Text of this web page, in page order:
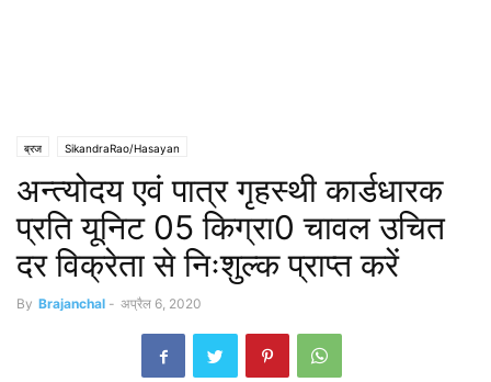
ब्रज SikandraRao/Hasayan
अन्त्योदय एवं पात्र गृहस्थी कार्डधारक
प्रति यूनिट 05 किग्रा0 चावल उचित
दर विक्रेता से निःशुल्क प्राप्त करें
By Brajanchal - अप्रैल 6, 2020